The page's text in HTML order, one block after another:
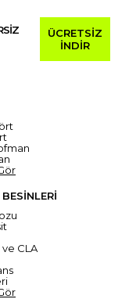
ÜCRETSİZ
İNDİR
ve CLA